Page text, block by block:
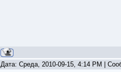
Дата: Среда, 2010-09-15, 4:14 PM |